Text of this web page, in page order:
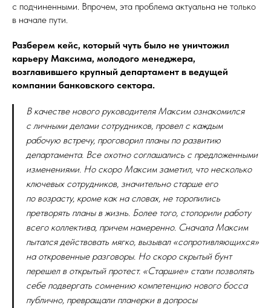
с подчиненными. Впрочем, эта проблема актуальна не только
в начале пути.
Разберем кейс, который чуть было не уничтожил
карьеру Максима, молодого менеджера,
возглавившего крупный департамент в ведущей
компании банковского сектора.
В качестве нового руководителя Максим ознакомился
с личными делами сотрудников, провел с каждым
рабочую встречу, проговорил планы по развитию
департамента. Все охотно соглашались с предложенными
изменениями. Но скоро Максим заметил, что несколько
ключевых сотрудников, значительно старше его
по возрасту, кроме как на словах, не торопились
претворять планы в жизнь. Более того, стопорили работу
всего коллектива, причем намеренно. Сначала Максим
пытался действовать мягко, вызывал «сопротивляющихся»
на откровенные разговоры. Но скоро скрытый бунт
перешел в открытый протест. «Старшие» стали позволять
себе подвергать сомнению компетенцию нового босса
публично, превращали планерки в допросы